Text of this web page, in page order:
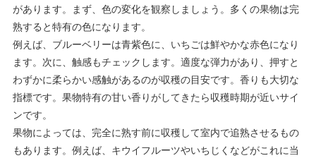
があります。まず、色の変化を観察しましょう。多くの果物は完
熟すると特有の色になります。
例えば、ブルーベリーは青紫色に、いちごは鮮やかな赤色になり
ます。次に、触感もチェックします。適度な弾力があり、押すと
わずかに柔らかい感触があるのが収穫の目安です。香りも大切な
指標です。果物特有の甘い香りがしてきたら収穫時期が近いサイ
ンです。
果物によっては、完全に熟す前に収穫して室内で追熟させるもの
もあります。例えば、キウイフルーツやいちじくなどがこれに当